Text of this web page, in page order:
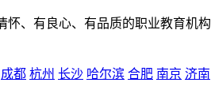
怀、有良心、有品质的职业教育机构
成都 杭州 长沙 哈尔滨 合肥 南京 济南